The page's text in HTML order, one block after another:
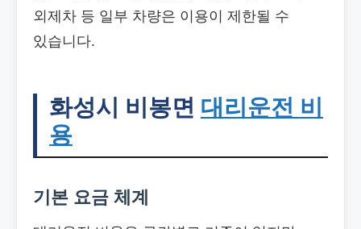
외제차 등 일부 차량은 이용이 제한될 수
있습니다.
화성시 비봉면 대리운전 비
용
기본 요금 체계